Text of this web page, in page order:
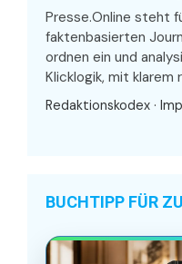
Presse.Online steht
faktenbasierten
ordnen ein und
Klicklogik, mit klarem
Redaktionskodex ·
BUCHTIPP FÜR